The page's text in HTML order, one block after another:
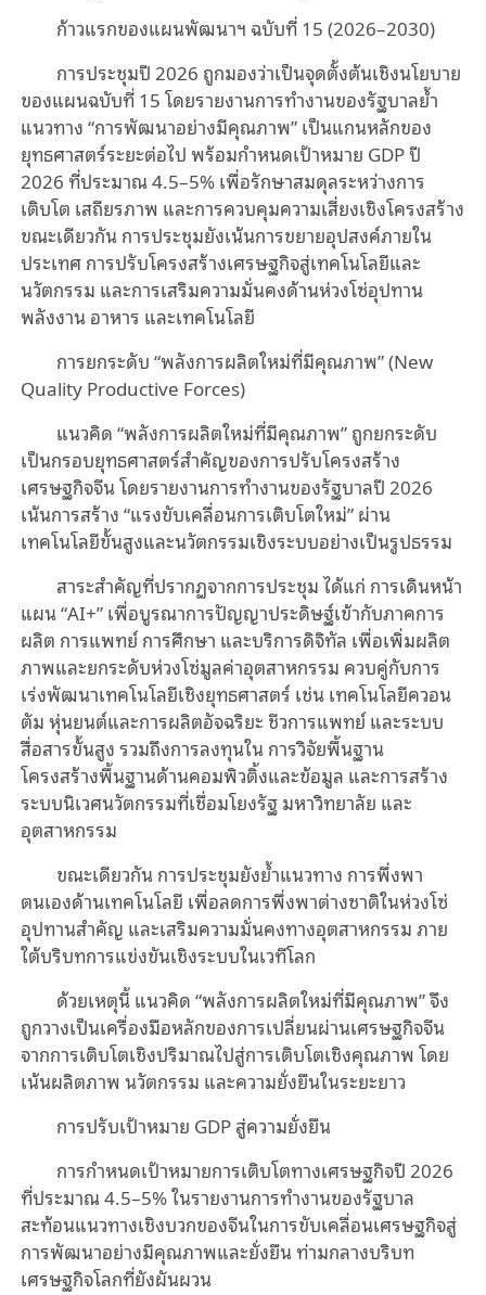
ก้าวแรกของแผนพัฒนาฯ ฉบับที่ 15 (2026–2030)
การประชุมปี 2026 ถูกมองว่าเป็นจุดตั้งต้นเชิงนโยบาย
ของแผนฉบับที่ 15 โดยรายงานการทำงานของรัฐบาลย้ำ
แนวทาง “การพัฒนาอย่างมีคุณภาพ” เป็นแกนหลักของ
ยุทธศาสตร์ระยะต่อไป พร้อมกำหนดเป้าหมาย GDP ปี
2026 ที่ประมาณ 4.5–5% เพื่อรักษาสมดุลระหว่างการ
เติบโต เสถียรภาพ และการควบคุมความเสี่ยงเชิงโครงสร้าง
ขณะเดียวกัน การประชุมยังเน้นการขยายอุปสงค์ภายใน
ประเทศ การปรับโครงสร้างเศรษฐกิจสู่เทคโนโลยีและ
นวัตกรรม และการเสริมความมั่นคงด้านห่วงโซ่อุปทาน
พลังงาน อาหาร และเทคโนโลยี
การยกระดับ “พลังการผลิตใหม่ที่มีคุณภาพ” (New
Quality Productive Forces)
แนวคิด “พลังการผลิตใหม่ที่มีคุณภาพ” ถูกยกระดับ
เป็นกรอบยุทธศาสตร์สำคัญของการปรับโครงสร้าง
เศรษฐกิจจีน โดยรายงานการทำงานของรัฐบาลปี 2026
เน้นการสร้าง “แรงขับเคลื่อนการเติบโตใหม่” ผ่าน
เทคโนโลยีขั้นสูงและนวัตกรรมเชิงระบบอย่างเป็นรูปธรรม
สาระสำคัญที่ปรากฏจากการประชุม ได้แก่ การเดินหน้า
แผน “AI+” เพื่อบูรณาการปัญญาประดิษฐ์เข้ากับภาคการ
ผลิต การแพทย์ การศึกษา และบริการดิจิทัล เพื่อเพิ่มผลิต
ภาพและยกระดับห่วงโซ่มูลค่าอุตสาหกรรม ควบคู่กับการ
เร่งพัฒนาเทคโนโลยีเชิงยุทธศาสตร์ เช่น เทคโนโลยีควอน
ตัม หุ่นยนต์และการผลิตอัจฉริยะ ชีวการแพทย์ และระบบ
สื่อสารขั้นสูง รวมถึงการลงทุนใน การวิจัยพื้นฐาน
โครงสร้างพื้นฐานด้านคอมพิวติ้งและข้อมูล และการสร้าง
ระบบนิเวศนวัตกรรมที่เชื่อมโยงรัฐ มหาวิทยาลัย และ
อุตสาหกรรม
ขณะเดียวกัน การประชุมยังย้ำแนวทาง การพึ่งพา
ตนเองด้านเทคโนโลยี เพื่อลดการพึ่งพาต่างชาติในห่วงโซ่
อุปทานสำคัญ และเสริมความมั่นคงทางอุตสาหกรรม ภาย
ใต้บริบทการแข่งขันเชิงระบบในเวทีโลก
ด้วยเหตุนี้ แนวคิด “พลังการผลิตใหม่ที่มีคุณภาพ” จึง
ถูกวางเป็นเครื่องมือหลักของการเปลี่ยนผ่านเศรษฐกิจจีน
จากการเติบโตเชิงปริมาณไปสู่การเติบโตเชิงคุณภาพ โดย
เน้นผลิตภาพ นวัตกรรม และความยั่งยืนในระยะยาว
การปรับเป้าหมาย GDP สู่ความยั่งยืน
การกำหนดเป้าหมายการเติบโตทางเศรษฐกิจปี 2026
ที่ประมาณ 4.5–5% ในรายงานการทำงานของรัฐบาล
สะท้อนแนวทางเชิงบวกของจีนในการขับเคลื่อนเศรษฐกิจสู่
การพัฒนาอย่างมีคุณภาพและยั่งยืน ท่ามกลางบริบท
เศรษฐกิจโลกที่ยังผันผวน